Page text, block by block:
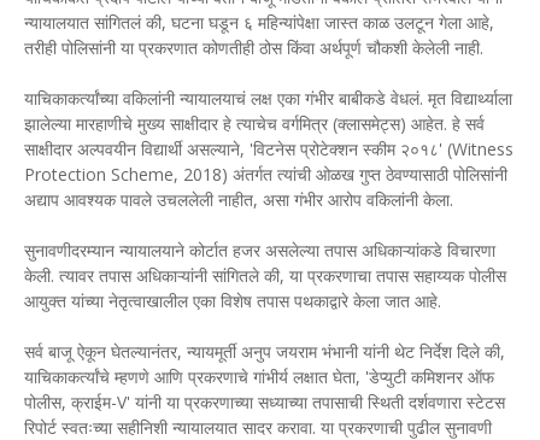
न्यायालयात सांगितलं की, घटना घडून ६ महिन्यांपेक्षा जास्त काळ उलटून गेला आहे,
तरीही पोलिसांनी या प्रकरणात कोणतीही ठोस किंवा अर्थपूर्ण चौकशी केलेली नाही.
याचिकाकर्त्यांच्या वकिलांनी न्यायालयाचं लक्ष एका गंभीर बाबीकडे वेधलं. मृत विद्यार्थ्याला
झालेल्या मारहाणीचे मुख्य साक्षीदार हे त्याचेच वर्गमित्र (क्लासमेट्स) आहेत. हे सर्व
साक्षीदार अल्पवयीन विद्यार्थी असल्याने, 'विटनेस प्रोटेक्शन स्कीम २०१८' (Witness
Protection Scheme, 2018) अंतर्गत त्यांची ओळख गुप्त ठेवण्यासाठी पोलिसांनी
अद्याप आवश्यक पावले उचललेली नाहीत, असा गंभीर आरोप वकिलांनी केला.
सुनावणीदरम्यान न्यायालयाने कोर्टात हजर असलेल्या तपास अधिकाऱ्यांकडे विचारणा
केली. त्यावर तपास अधिकाऱ्यांनी सांगितले की, या प्रकरणाचा तपास सहाय्यक पोलीस
आयुक्त यांच्या नेतृत्वाखालील एका विशेष तपास पथकाद्वारे केला जात आहे.
सर्व बाजू ऐकून घेतल्यानंतर, न्यायमूर्ती अनुप जयराम भंभानी यांनी थेट निर्देश दिले की,
याचिकाकर्त्यांचे म्हणणे आणि प्रकरणाचे गांभीर्य लक्षात घेता, 'डेप्युटी कमिशनर ऑफ
पोलीस, क्राईम-V' यांनी या प्रकरणाच्या सध्याच्या तपासाची स्थिती दर्शवणारा स्टेटस
रिपोर्ट स्वतःच्या सहीनिशी न्यायालयात सादर करावा. या प्रकरणाची पुढील सुनावणी